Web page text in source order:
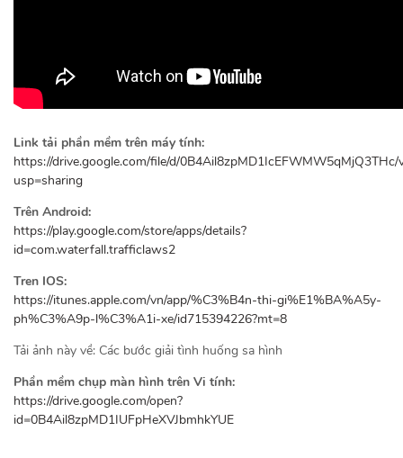
Link tải phần mềm trên máy tính:
https://drive.google.com/file/d/0B4Ail8zpMD1IcEFWMW5qMjQ3THc/
usp=sharing
Trên Android:
https://play.google.com/store/apps/details?
id=com.waterfall.trafficlaws2
Tren IOS:
https://itunes.apple.com/vn/app/%C3%B4n-thi-gi%E1%BA%A5y-
ph%C3%A9p-l%C3%A1i-xe/id715394226?mt=8
Tải ảnh này về: Các bước giải tình huống sa hình
Phần mềm chụp màn hình trên Vi tính:
https://drive.google.com/open?
id=0B4Ail8zpMD1IUFpHeXVJbmhkYUE